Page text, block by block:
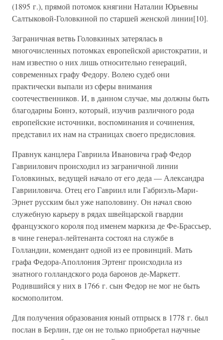
(1895 г.), прямой потомок княгини Наталии Юрьевны
Салтыковой-Головкиной по старшей женской линии[10].
Заграничная ветвь Головкиных затерялась в
многочисленных потомках европейской аристократии, и
нам известно о них лишь относительно генераций,
современных графу Федору. Волею судеб они
практически выпали из сферы внимания
соотечественников. И, в данном случае, мы должны быть
благодарны Боннэ, который, изучив различного рода
европейские источники, воспоминания и сочинения,
представил их нам на страницах своего предисловия.
Правнук канцлера Гавриила Ивановича граф Федор
Гавриилович происходил из заграничной линии
Головкиных, ведущей начало от его деда — Александра
Гаврииловича. Отец его Гавриил или Габриэль-Мари-
Эрнет русским был уже наполовину. Он начал свою
служебную карьеру в рядах швейцарской гвардии
французского короля под именем маркиза де Фе-Брассьер,
в чине генерал-лейтенанта состоял на службе в
Голландии, комендант одной из ее провинций. Мать
графа Федора-Аполлония Эртенг происходила из
знатного голландского рода баронов де-Маркетт.
Родившийся у них в 1766 г. сын Федор не мог не быть
космополитом.
Для получения образования юный отпрыск в 1778 г. был
послан в Берлин, где он не только приобретал научные